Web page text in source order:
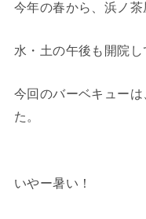
今年の春から、浜ノ
水・土の午後も開院
今回のバーベキュー
た。
いやー暑い！